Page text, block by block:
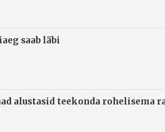
saab läbi
alustasid teekonda rohelisema